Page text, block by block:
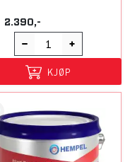
2.390,-
KJØP